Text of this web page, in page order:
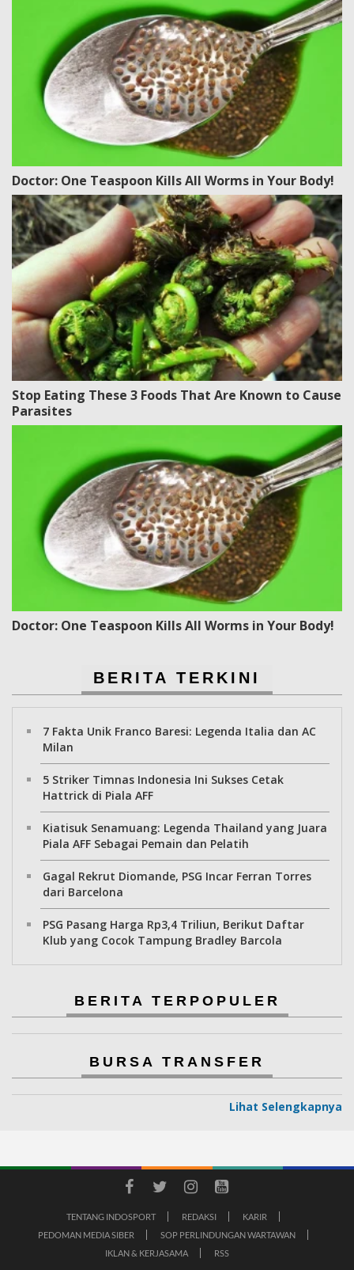
Doctor: One Teaspoon Kills All Worms in Your Body!
Stop Eating These 3 Foods That Are Known to Cause
Parasites
Doctor: One Teaspoon Kills All Worms in Your Body!
BERITA TERKINI
7 Fakta Unik Franco Baresi: Legenda Italia dan AC
Milan
5 Striker Timnas Indonesia Ini Sukses Cetak
Hattrick di Piala AFF
Kiatisuk Senamuang: Legenda Thailand yang Juara
Piala AFF Sebagai Pemain dan Pelatih
Gagal Rekrut Diomande, PSG Incar Ferran Torres
dari Barcelona
PSG Pasang Harga Rp3,4 Triliun, Berikut Daftar
Klub yang Cocok Tampung Bradley Barcola
BERITA TERPOPULER
BURSA TRANSFER
Lihat Selengkapnya
TENTANG INDOSPORT REDAKSI
KARIR
PEDOMAN MEDIA SIBER
SOP PERLINDUNGAN WARTAWAN
IKLAN & KERJASAMA
RSS